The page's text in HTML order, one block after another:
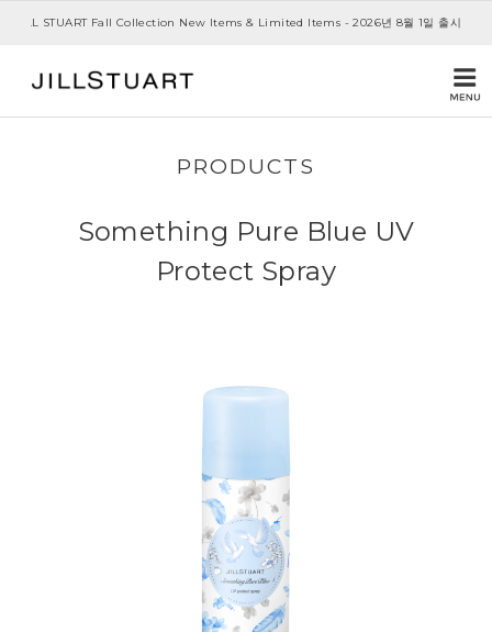
JILL STUART Fall Collection New Items & Limited Items - 2026년 8월 1일 출시
PRODUCTS
Something Pure Blue UV
Protect Spray